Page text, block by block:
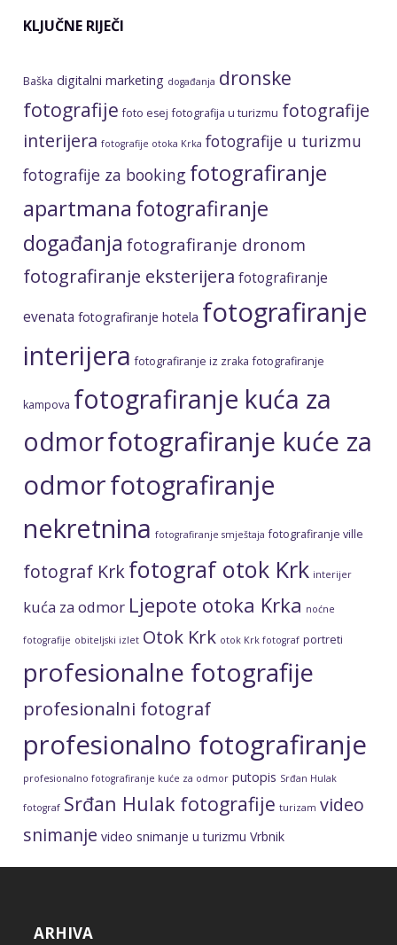
KLJUČNE RIJEČI
Baška digitalni marketing događanja dronske
fotografije foto esej fotografija u turizmu fotografije
interijera fotografije otoka Krka fotografije u turizmu
fotografije za booking fotografiranje
apartmana fotografiranje
događanja fotografiranje dronom
fotografiranje eksterijera fotografiranje
evenata fotografiranje hotela fotografiranje
interijera fotografiranje iz zraka fotografiranje
kampova fotografiranje kuća za
odmorfotografiranje kuće za
odmorfotografiranje
nekretnina fotografiranje smještaja fotografiranje ville
fotograf Krkfotograf otok Krk interijer
kuća za odmor Ljepote otoka Krka noćne
fotografije obiteljski izlet Otok Krk otok Krk fotograf portreti
profesionalne fotografije
profesionalni fotograf
profesionalno fotografiranje
profesionalno fotografiranje kuće za odmor putopis Srđan Hulak
fotograf Srđan Hulak fotografije turizam video
snimanje video snimanje u turizmu Vrbnik
ARHIVA